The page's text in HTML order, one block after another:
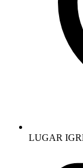
LUGAR